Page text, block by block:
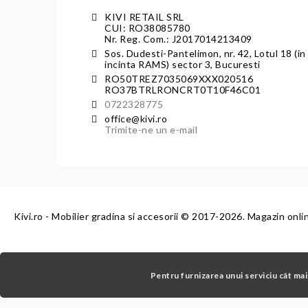
KIVI RETAIL SRL
CUI: RO38085780
Nr. Reg. Com.: J2017014213409
Sos. Dudesti-Pantelimon, nr. 42, Lotul 18 (in
incinta RAMS) sector 3, Bucuresti
RO50TREZ7035069XXX020516
RO37BTRLRONCRT0T10F46C01
0722328775
office@kivi.ro
Trimite-ne un e-mail
Kivi.ro - Mobilier gradina si accesorii © 2017-2026. Magazin
Pentru furnizarea unui serviciu cât